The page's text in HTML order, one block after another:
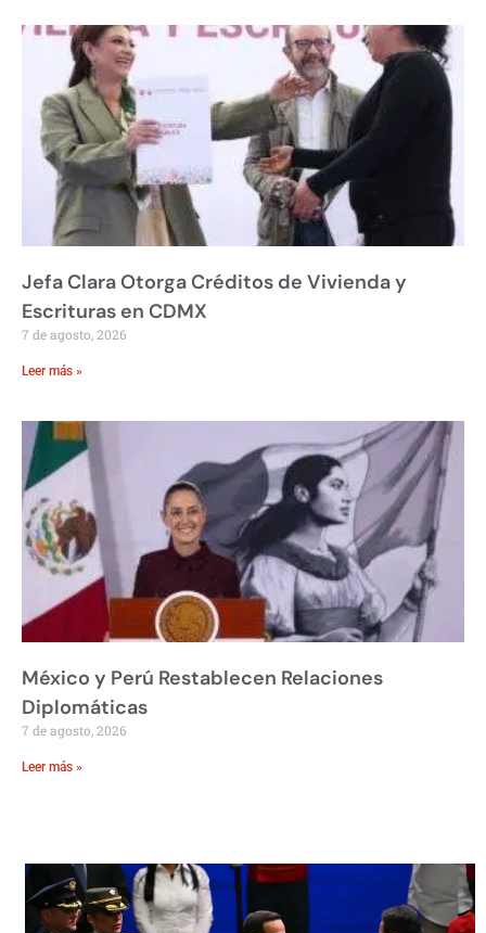
Jefa Clara Otorga Créditos de Vivienda y
Escrituras en CDMX
7 de agosto, 2026
Leer más »
México y Perú Restablecen Relaciones
Diplomáticas
7 de agosto, 2026
Leer más »